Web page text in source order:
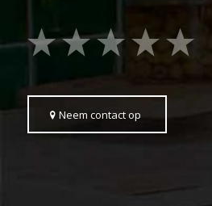
Neem contact op